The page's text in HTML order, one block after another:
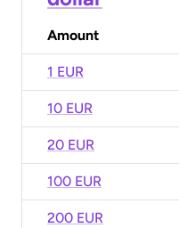
Amount
1 EUR
10 EUR
20 EUR
100 EUR
200 EUR